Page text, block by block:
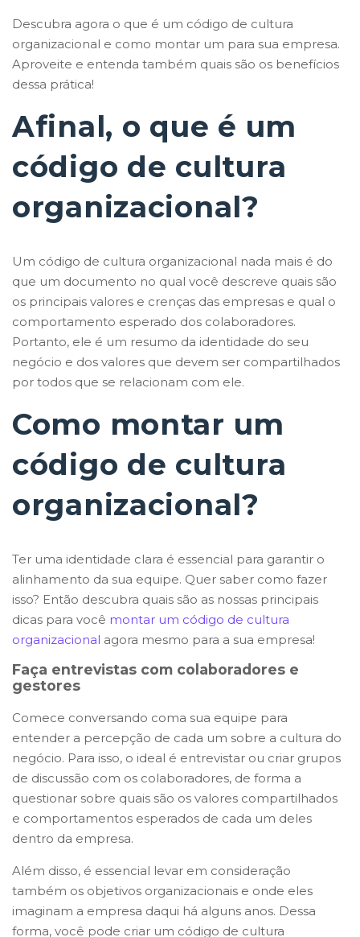
Descubra agora o que é um código de cultura
organizacional e como montar um para sua empresa.
Aproveite e entenda também quais são os benefícios
dessa prática!
Afinal, o que é um
código de cultura
organizacional?
Um código de cultura organizacional nada mais é do
que um documento no qual você descreve quais são
os principais valores e crenças das empresas e qual o
comportamento esperado dos colaboradores.
Portanto, ele é um resumo da identidade do seu
negócio e dos valores que devem ser compartilhados
por todos que se relacionam com ele.
Como montar um
código de cultura
organizacional?
Ter uma identidade clara é essencial para garantir o
alinhamento da sua equipe. Quer saber como fazer
isso? Então descubra quais são as nossas principais
dicas para você montar um código de cultura
organizacional agora mesmo para a sua empresa!
Faça entrevistas com colaboradores e
gestores
Comece conversando coma sua equipe para
entender a percepção de cada um sobre a cultura do
negócio. Para isso, o ideal é entrevistar ou criar grupos
de discussão com os colaboradores, de forma a
questionar sobre quais são os valores compartilhados
e comportamentos esperados de cada um deles
dentro da empresa.
Além disso, é essencial levar em consideração
também os objetivos organizacionais e onde eles
imaginam a empresa daqui há alguns anos. Dessa
forma, você pode criar um código de cultura